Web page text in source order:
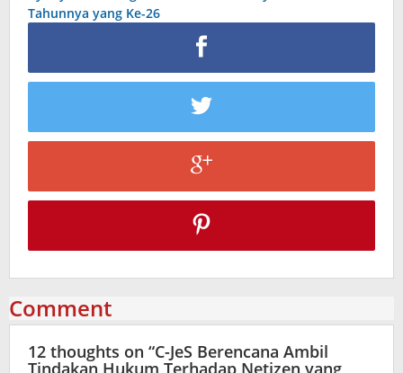
Tahunnya yang Ke-26
Comment
12 thoughts on “C-JeS Berencana Ambil